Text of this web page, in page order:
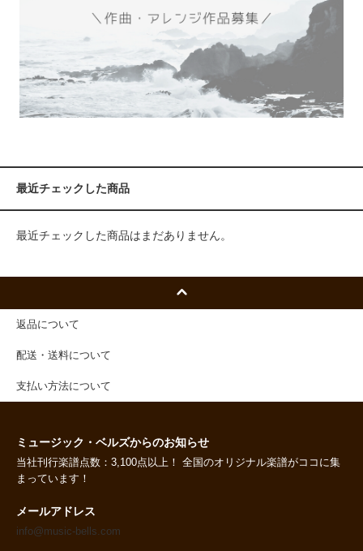
最近チェックした商品
最近チェックした商品はまだありません。
返品について
配送・送料について
支払い方法について
ミュージック・ベルズからのお知らせ
当社刊行楽譜点数：3,100点以上！ 全国のオリジナル楽譜がココに集
まっています！
メールアドレス
info@music-bells.com